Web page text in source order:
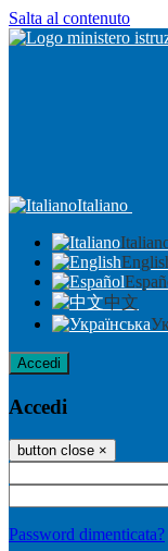
Salta al contenuto
Italiano
中文
Accedi
Accedi
button close ×
Password dimenticata?